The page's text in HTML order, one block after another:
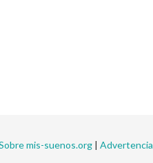
mis-suenos.org| Advertencia